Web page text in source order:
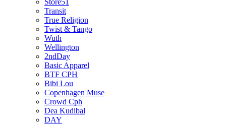
Transit
True Religion
Twist & Tango
Wuth
Wellington
2ndDay
Basic Apparel
BTF CPH
Bibi Lou
Copenhagen Muse
Crowd Cph
Dea Kudibal
DAY